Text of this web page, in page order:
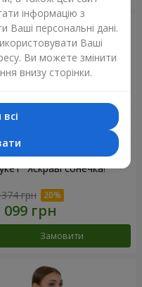
"Яскраві сонечка!"
грн
Замовити
інформацію з
персональні дані.
Ваші
Ви можете змінити
внизу сторінки.